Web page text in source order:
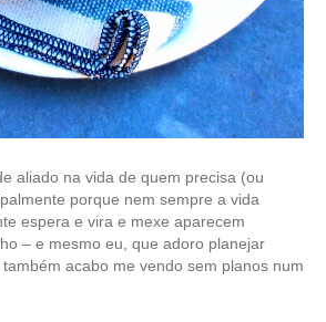
aliado na vida de quem precisa (ou
porque nem sempre a vida
espera e vira e mexe aparecem
– e mesmo eu, que adoro planejar
acabo me vendo sem planos num